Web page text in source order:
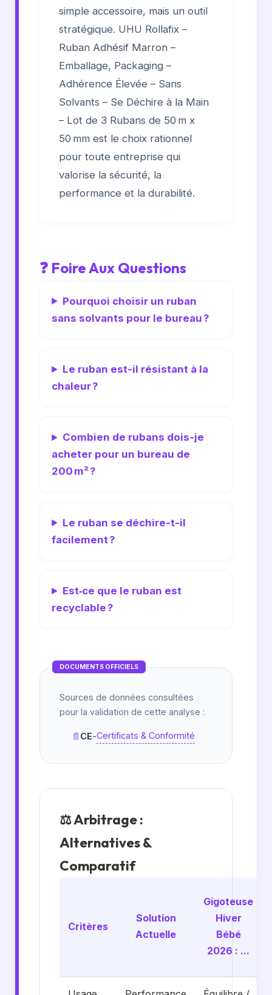
simple accessoire, mais un outil
stratégique. UHU Rollafix –
Ruban Adhésif Marron –
Emballage, Packaging –
Adhérence Élevée – Sans
Solvants – Se Déchire à la Main
– Lot de 3 Rubans de 50 m x
50 mm est le choix rationnel
pour toute entreprise qui
valorise la sécurité, la
performance et la durabilité.
❓ Foire Aux Questions
Pourquoi choisir un ruban
sans solvants pour le bureau ?
Le ruban est-il résistant à la
chaleur ?
Combien de rubans dois-je
acheter pour un bureau de
200 m² ?
Le ruban se déchire-t-il
facilement ?
Est‑ce que le ruban est
recyclable ?
DOCUMENTS OFFICIELS
Sources de données consultées
pour la validation de cette analyse :
📄 CE-Certificats & Conformité
⚖️ Arbitrage :
Alternatives &
Comparatif
Critères
Solution
Actuelle
Gigoteuse
Hiver
Bébé
2026 : ...